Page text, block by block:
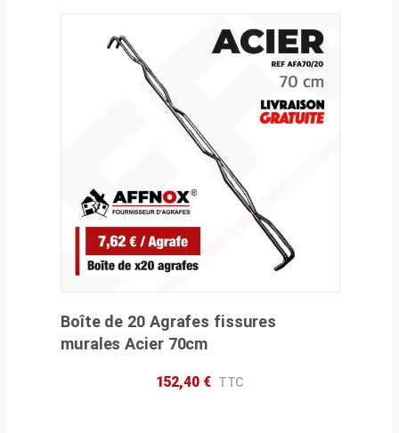
Boîte de 20 Agrafes fissures
murales Acier 70cm
152,40 €